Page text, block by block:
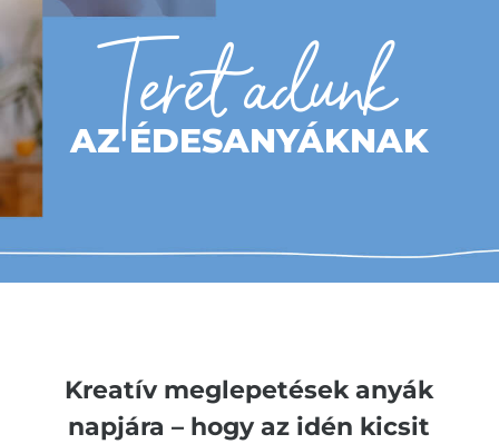
Teret adunk
AZ ÉDESANYÁKNAK
Kreatív meglepetések anyák
napjára – hogy az idén kicsit